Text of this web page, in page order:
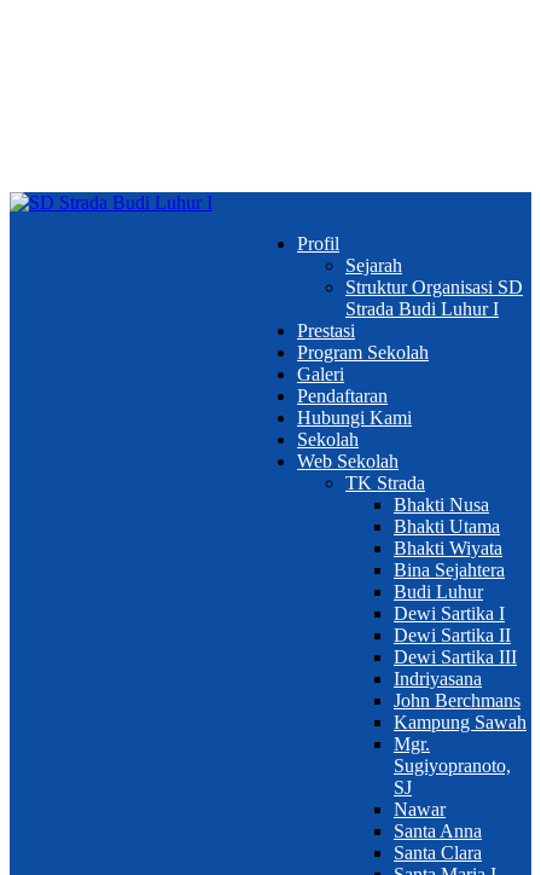
Profil
Sejarah
Struktur Organisasi SD
Strada Budi Luhur I
Prestasi
Program Sekolah
Galeri
Pendaftaran
Hubungi Kami
Sekolah
Web Sekolah
TK Strada
Bhakti Nusa
Bhakti Utama
Bhakti Wiyata
Bina Sejahtera
Budi Luhur
Dewi Sartika I
Dewi Sartika II
Dewi Sartika III
Indriyasana
John Berchmans
Kampung Sawah
Mgr.
Sugiyopranoto,
SJ
Nawar
Santa Anna
Santa Clara